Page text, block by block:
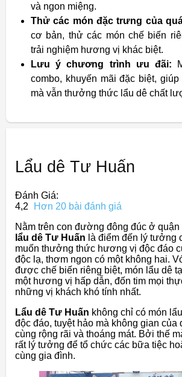
và ngon miệng.
Thử các món đặc trưng của
cơ bản, thử các món chế biến
trải nghiệm hương vị khác biệt.
Lưu ý chương trình ưu đãi:
combo, khuyến mãi đặc biệt,
mà vẫn thưởng thức lẩu dê chất
Lẩu dê Tư Huấn
Đánh Giá:
4,2
Hơn 20 bài đánh giá
Nằm trên con đường đông đúc ở quận
lẩu dê Tư Huấn là điểm đến lý tưởng
muốn thưởng thức hương vị độc đáo
độc lạ, thơm ngon có một không hai.
được chế biến riêng biệt, món lẩu dê
một hương vị hấp dẫn, đốn tim mọi
những vị khách khó tính nhất.
Lẩu dê Tư Huấn không chỉ có món
độc đáo, tuyệt hảo mà không gian của
cùng rộng rãi và thoáng mát. Bởi thế
rất lý tưởng để tổ chức các bữa tiệc
cùng gia đình.